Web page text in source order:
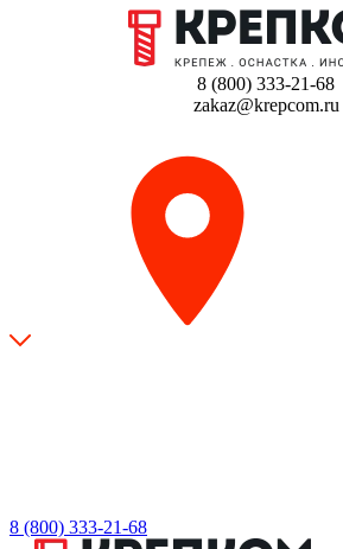
8 (800) 333-21-68
zakaz@krepcom.ru
8 (800) 333-21-68